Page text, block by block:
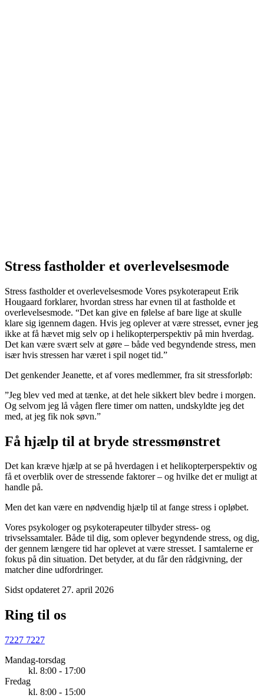
Stress fastholder et overlevelsesmode
Stress fastholder et overlevelsesmode Vores psykoterapeut Erik
Hougaard forklarer, hvordan stress har evnen til at fastholde et
overlevelsesmode. “Det kan give en følelse af bare lige at skulle
klare sig igennem dagen. Hvis jeg oplever at være stresset, evner jeg
ikke at få hævet mig selv op i helikopterperspektiv på min hverdag.
Det kan være svært selv at gøre – både ved begyndende stress, men
især hvis stressen har været i spil noget tid.”
Det genkender Jeanette, et af vores medlemmer, fra sit stressforløb:
”Jeg blev ved med at tænke, at det hele sikkert blev bedre i morgen.
Og selvom jeg lå vågen flere timer om natten, undskyldte jeg det
med, at jeg fik nok søvn.”
Få hjælp til at bryde stressmønstret
Det kan kræve hjælp at se på hverdagen i et helikopterperspektiv og
få et overblik over de stressende faktorer – og hvilke det er muligt at
handle på.
Men det kan være en nødvendig hjælp til at fange stress i opløbet.
Vores psykologer og psykoterapeuter tilbyder stress- og
trivselssamtaler. Både til dig, som oplever begyndende stress, og dig,
der gennem længere tid har oplevet at være stresset. I samtalerne er
fokus på din situation. Det betyder, at du får den rådgivning, der
matcher dine udfordringer.
Sidst opdateret 27. april 2026
Ring til os
7227 7227
Mandag-torsdag
kl. 8:00 - 17:00
Fredag
kl. 8:00 - 15:00